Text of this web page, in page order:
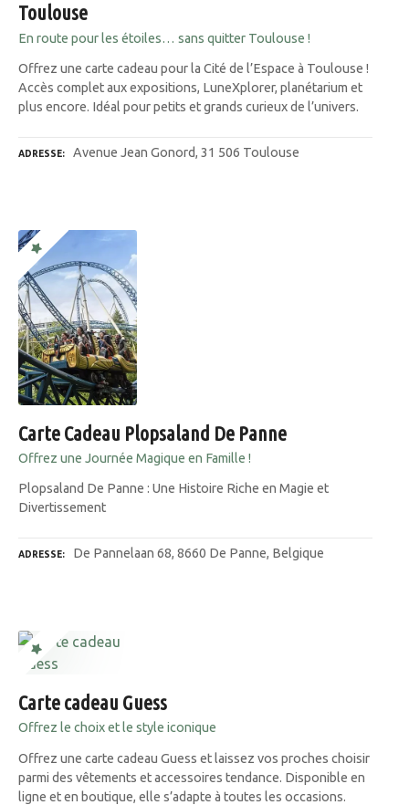
Toulouse
En route pour les étoiles… sans quitter Toulouse !
Offrez une carte cadeau pour la Cité de l’Espace à Toulouse !
Accès complet aux expositions, LuneXplorer, planétarium et
plus encore. Idéal pour petits et grands curieux de l’univers.
ADRESSE Avenue Jean Gonord, 31 506 Toulouse
Carte Cadeau Plopsaland De Panne
Offrez une Journée Magique en Famille !
Plopsaland De Panne : Une Histoire Riche en Magie et
Divertissement
ADRESSE De Pannelaan 68, 8660 De Panne, Belgique
Carte cadeau Guess
Offrez le choix et le style iconique
Offrez une carte cadeau Guess et laissez vos proches choisir
parmi des vêtements et accessoires tendance. Disponible en
ligne et en boutique, elle s’adapte à toutes les occasions.